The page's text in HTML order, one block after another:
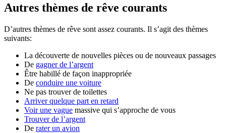
Autres thèmes de rêve courants
D’autres thèmes de rêve sont assez courants. Il s’agit des thèmes
suivants:
La découverte de nouvelles pièces ou de nouveaux passages
De gagner de l’argent
Être habillé de façon inappropriée
De conduire une voiture
Ne pas trouver de toilettes
Arriver quelque part en retard
Voir une vague massive qui s’approche de vous
Trouver de l’argent
De rater un avion